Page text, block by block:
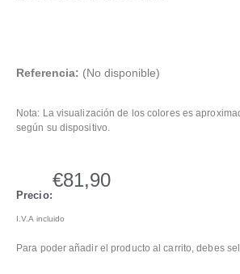
Referencia: (No disponible)
Nota: La visualización de los colores es
según su dispositivo.
Precio:
€81,90
I.V.A incluido
Para poder añadir el producto al carrito, debes